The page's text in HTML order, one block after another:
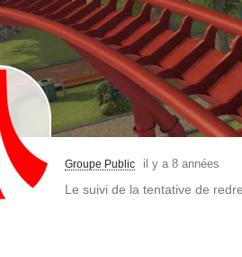
Groupe Public il y a 8 années
Le suivi de la tentative de